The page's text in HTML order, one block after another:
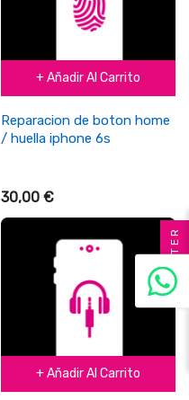
+ Añadir Al Carrito
Reparacion de boton home
/ huella iphone 6s
30,00 €
+ Añadir Al Carrito
FILTER